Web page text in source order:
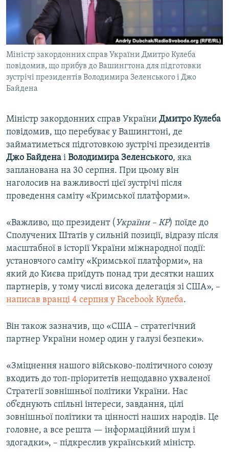
СВІДЧЕННЯ ОКУПАЦІЇ
УКРАЇНСЬКА ПРОБЛЕМА КРИМУ
ІНФОГРАФІКА
Qırımtatar
ДОЛУЧАЙСЯ!
Усі сайти RFE/RL
Міністр закордонних справ України Дмитро Кулеба
повідомив, що прибув до Вашингтона для підготовки
зустрічі президентів Володимира Зеленського і Джо
Байдена
Міністр закордонних справ України Дмитро Кулеба
повідомив, що перебуває у Вашингтоні, де
займатиметься підготовкою зустрічі президентів
Джо Байдена і Володимира Зеленського, яка
запланована на 30 серпня. При цьому він
наголосив на важливості цієї зустрічі після
проведення саміту «Кримської платформи».
«Важливо, що президент ( України – КР) поїде до
Сполучених Штатів у сильній позиції, відразу після
масштабної в історії України міжнародної події:
установчого саміту «Кримської платформи», на
який до Києва приїдуть понад три десятки наших
партнерів, у тому числі висока делегація зі США», –
написав вранці 4 серпня у Facebook Кулеба.
Він також зазначив, що «США – стратегічний
партнер України номер один у галузі безпеки».
«Зміцнення нашого військово-політичного союзу
входить до топ-пріоритетів нещодавно ухваленої
Стратегії зовнішньої політики України. Нас
об’єднують спільні інтереси, завдання, цілі
зовнішньої політики та цінності наших народів. Це
головне, а все решта — інформаційний шум і
здогадки», – підкреслив український міністр.